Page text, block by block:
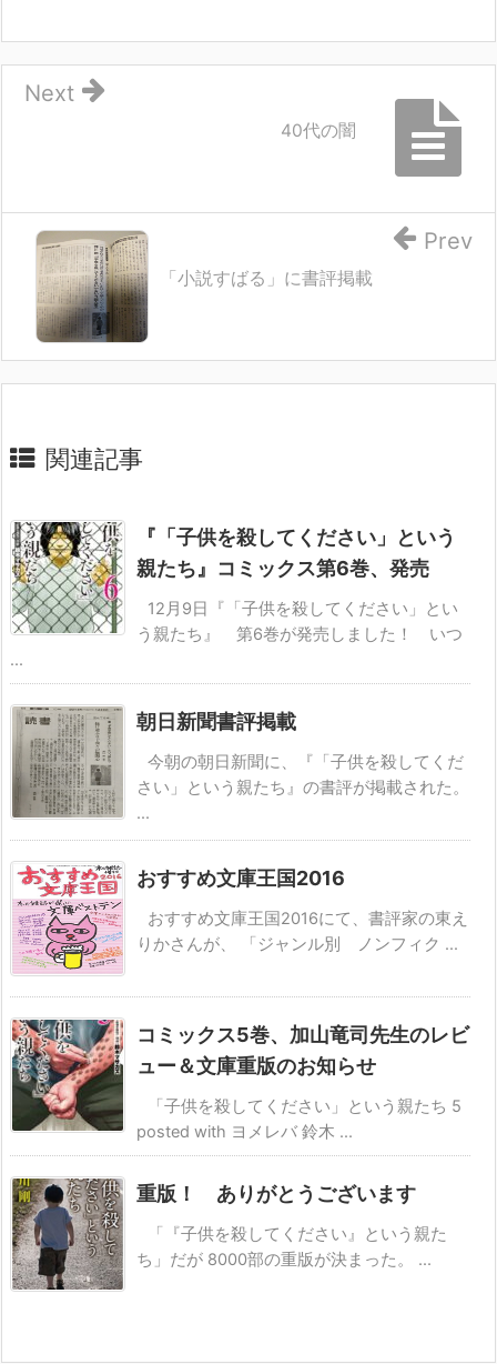
40代の闇
Next
「小説すばる」に書評掲載
Prev
関連記事
『「子供を殺してください」という
親たち』コミックス第6巻、発売
12月9日『「子供を殺してください」とい
う親たち』 第6巻が発売しました！ いつ
...
朝日新聞書評掲載
今朝の朝日新聞に、『「子供を殺してくだ
さい」という親たち』の書評が掲載された。
...
おすすめ文庫王国2016
おすすめ文庫王国2016にて、書評家の東え
りかさんが、 「ジャンル別 ノンフィク ...
コミックス5巻、加山竜司先生のレビ
ュー＆文庫重版のお知らせ
「子供を殺してください」という親たち 5
posted with ヨメレバ 鈴木 ...
重版！ ありがとうございます
「『子供を殺してください』という親た
ち」だが 8000部の重版が決まった。 ...